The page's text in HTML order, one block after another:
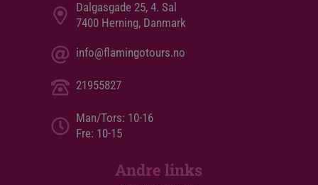
Dalgasgade 25, 4. Sal
7400 Herning, Danmark
info@flamingotours.no
21955827
Man/Tors: 10-16
Fre: 10-15
Andre links